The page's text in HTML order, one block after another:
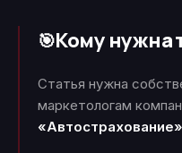
🎯Кому нужна
Статья нужна
маркетологам
«Автострахование»